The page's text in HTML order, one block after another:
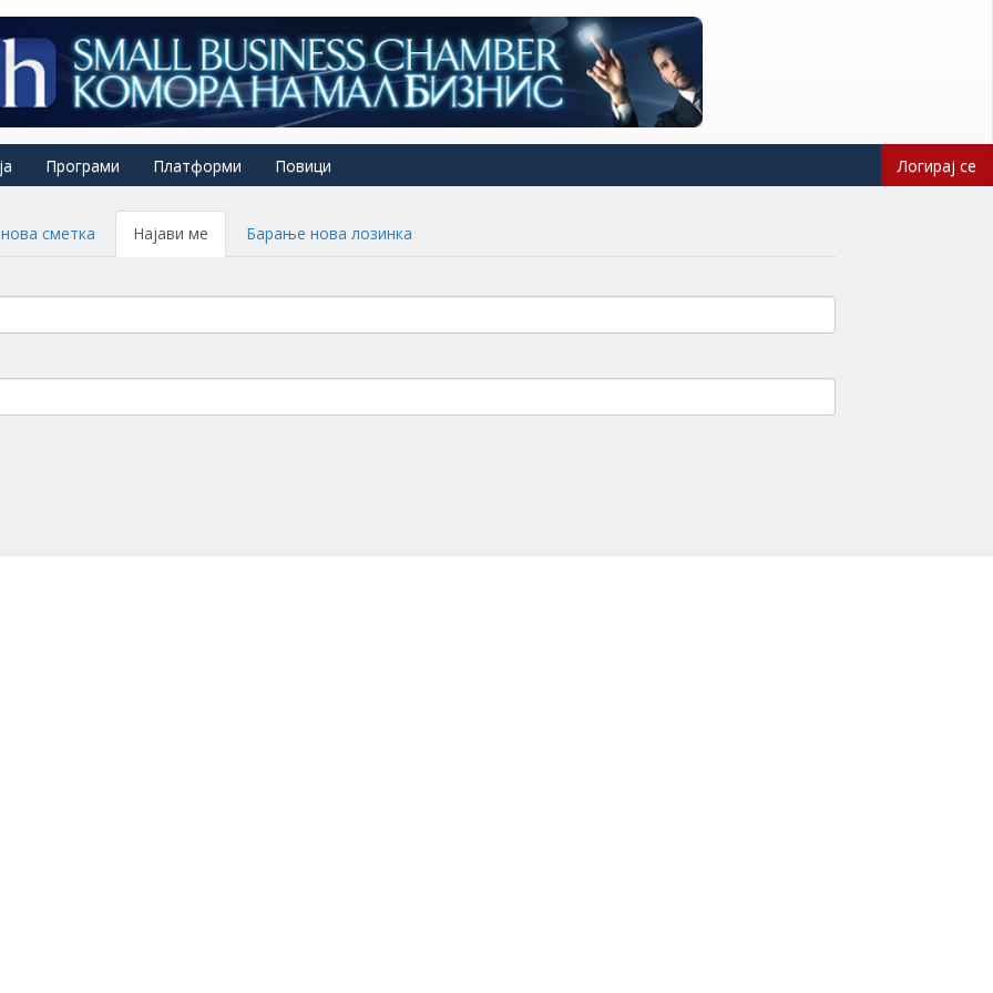
Програми Платформи Повици Логирај се
сметка Најави ме (activeБарање нова лозинка